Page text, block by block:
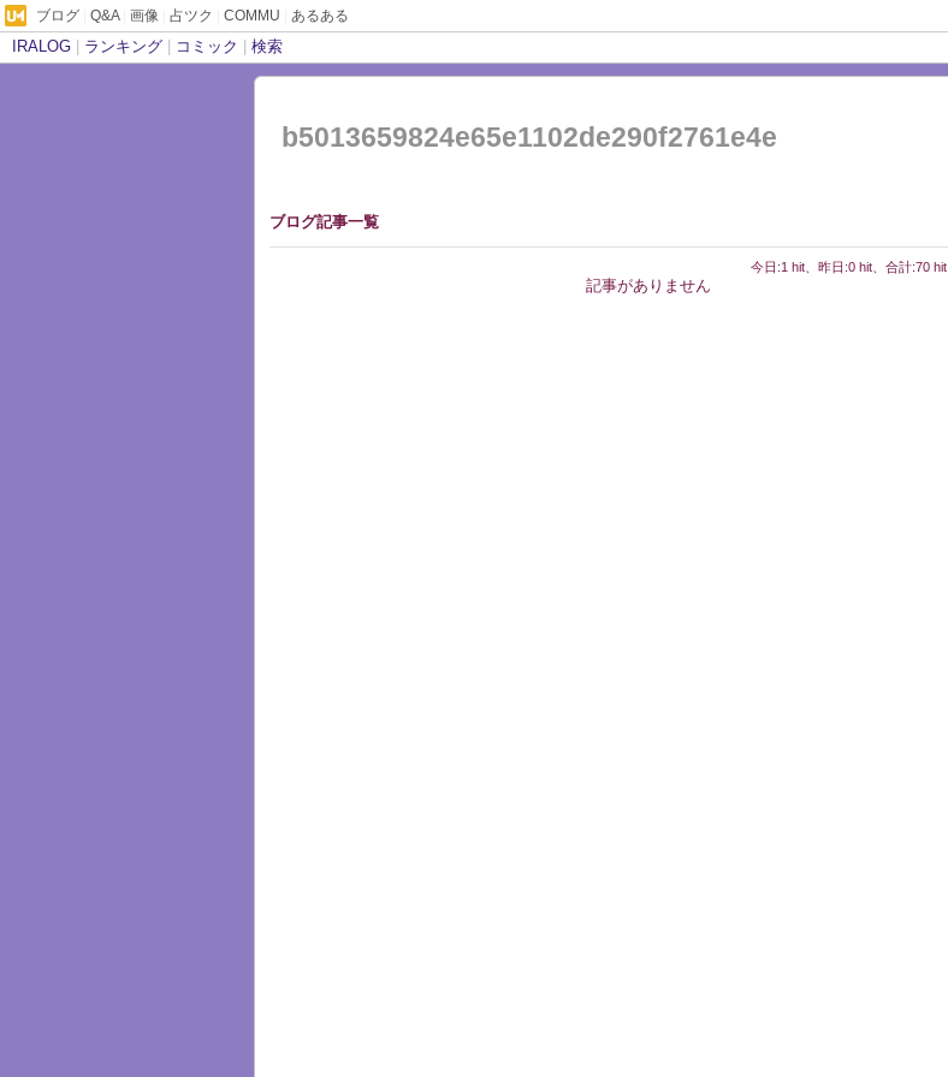
ブログ Q&A| 画像 占ツク COMMU あるある
IRALOG ランキング コミック 検索
b5013659824e65e1102de290f2761e4e
のブログ
ブログ記事一覧
今日:1 hit、昨日:0 hit、合計:70 hit
記事がありません